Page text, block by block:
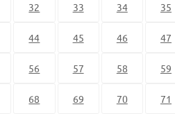
32 33 34 35
44 45 46 47
56 57 58 59
68 69 70 71